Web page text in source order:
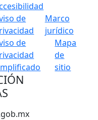
de
Marco
jurídico
de
Mapa
de
sitio